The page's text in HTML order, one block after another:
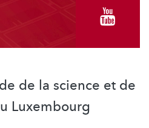
de la science et de
Luxembourg